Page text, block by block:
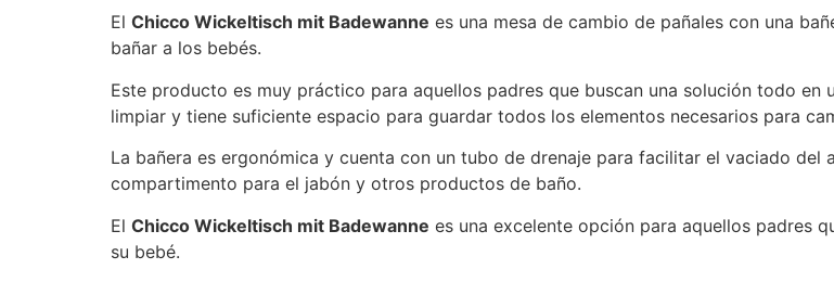
El Chicco Wickeltisch mit Badewanne es una mesa de cambio de pañales con una
bañar a los bebés.
Este producto es muy práctico para aquellos padres que buscan una solución todo
limpiar y tiene suficiente espacio para guardar todos los elementos necesarios para
La bañera es ergonómica y cuenta con un tubo de drenaje para facilitar el vaciado del
compartimento para el jabón y otros productos de baño.
El Chicco Wickeltisch mit Badewanne es una excelente opción para aquellos padres
su bebé.